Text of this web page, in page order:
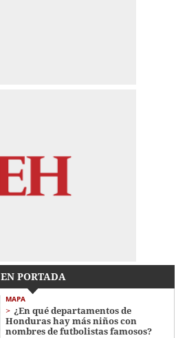
EN PORTADA
MAPA
¿En qué departamentos de
Honduras hay más niños con
nombres de futbolistas famosos?